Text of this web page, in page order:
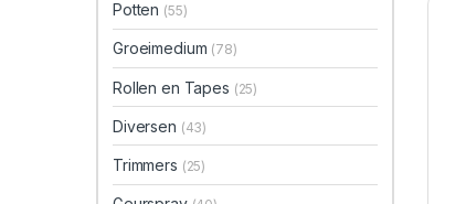
Potten (55)
Groeimedium (78)
Rollen en Tapes (25)
Diversen (43)
Trimmers (25)